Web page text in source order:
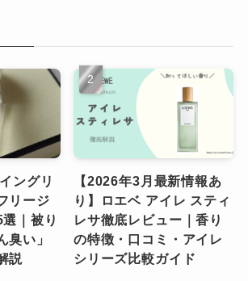
ングリ
リージ
｜被り
臭い」
説
【2026年3月最新情報あ
り】ロエベ アイレ スティ
レサ徹底レビュー｜香り
の特徴・口コミ・アイレ
シリーズ比較ガイド